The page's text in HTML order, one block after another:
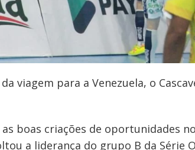
viagem para a Venezuela, o
boas criações de oportunidades
a liderança do grupo B da Série